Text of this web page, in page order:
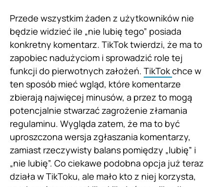
Przede wszystkim żaden z użytkowników nie
będzie widzieć ile „nie lubię tego” posiada
konkretny komentarz. TikTok twierdzi, że ma to
zapobiec nadużyciom i sprowadzić role tej
funkcji do pierwotnych założeń. TikTokchce w
ten sposób mieć wgląd, które komentarze
zbierają najwięcej minusów, a przez to mogą
potencjalnie stwarzać zagrożenie złamania
regulaminu. Wygląda zatem, że ma to być
uproszczona wersja zgłaszania komentarzy,
zamiast rzeczywisty balans pomiędzy „lubię” i
„nie lubię”. Co ciekawe podobna opcja już teraz
działa w TikToku, ale mało kto z niej korzysta,